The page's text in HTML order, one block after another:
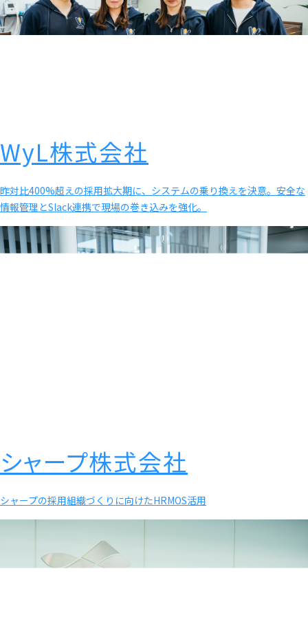
WyL株式会社
昨対比400%超えの採用拡大期に、システムの乗り換えを決意。安全な
情報管理とSlack連携で現場の巻き込みを強化。
シャープ株式会社
シャープの採用組織づくりに向けたHRMOS活用